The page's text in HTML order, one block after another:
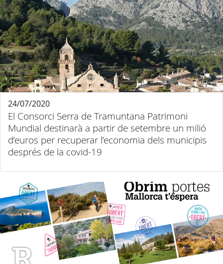
El Consorci Serra de Tramuntana Patrimoni
Mundial destinarà a partir de setembre un milió
d’euros per recuperar l’economia dels municipis
després de la covid-19
24/07/2020